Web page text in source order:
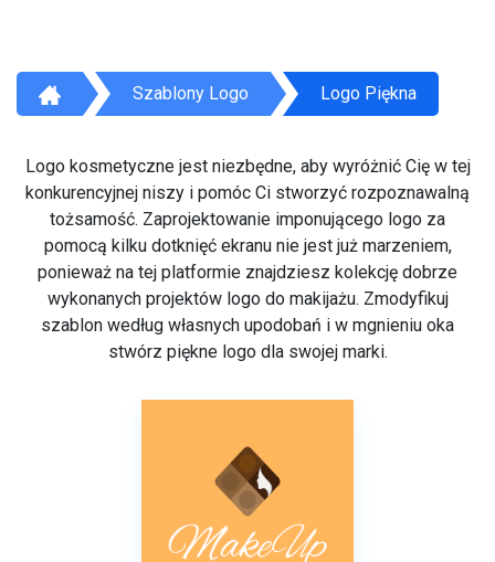
Szablony Logo Logo Piękna
Logo kosmetyczne jest niezbędne, aby wyróżnić Cię w tej
konkurencyjnej niszy i pomóc Ci stworzyć rozpoznawalną
tożsamość. Zaprojektowanie imponującego logo za
pomocą kilku dotknięć ekranu nie jest już marzeniem,
ponieważ na tej platformie znajdziesz kolekcję dobrze
wykonanych projektów logo do makijażu. Zmodyfikuj
szablon według własnych upodobań i w mgnieniu oka
stwórz piękne logo dla swojej marki.